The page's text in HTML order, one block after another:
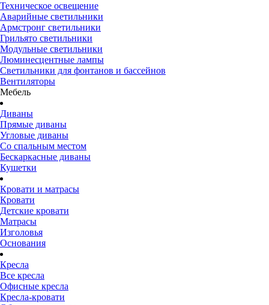
Техническое освещение
Аварийные светильники
Армстронг светильники
Грильято светильники
Модульные светильники
Люминесцентные лампы
Светильники для фонтанов и бассейнов
Вентиляторы
Мебель
Диваны
Прямые диваны
Угловые диваны
Со спальным местом
Бескаркасные диваны
Кушетки
Кровати и матрасы
Кровати
Детские кровати
Матрасы
Изголовья
Основания
Кресла
Все кресла
Офисные кресла
Кресла-кровати